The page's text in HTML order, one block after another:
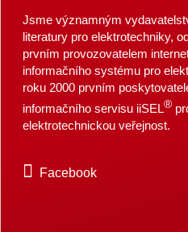
Jsme významným
literatury pro elektrotechniky,
prvním provozovatelem
informačního systému pro
roku 2000 prvním
informačního servisu iiSEL®
elektrotechnickou veřejnost.
Facebook